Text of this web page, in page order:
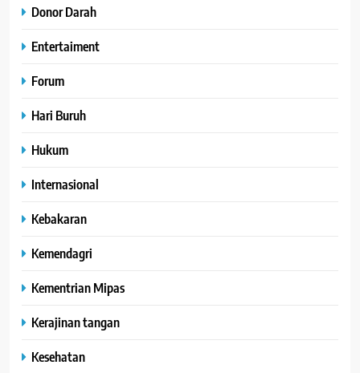
Donor Darah
Entertaiment
Forum
Hari Buruh
Hukum
Internasional
Kebakaran
Kemendagri
Kementrian Mipas
Kerajinan tangan
Kesehatan